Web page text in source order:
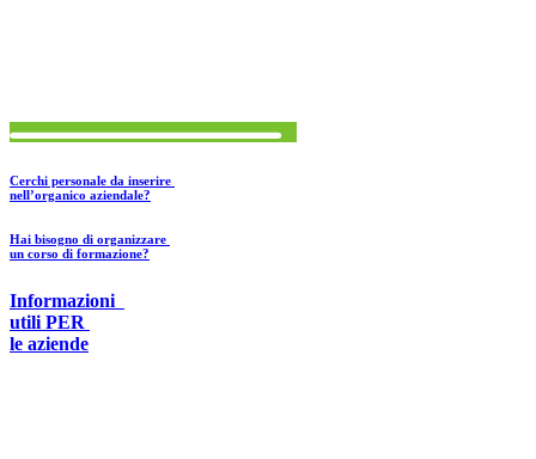
Cerchi personale da inserire
nell’organico aziendale?
Hai bisogno di organizzare
un corso di formazione?
Informazioni
utili PER
le aziende